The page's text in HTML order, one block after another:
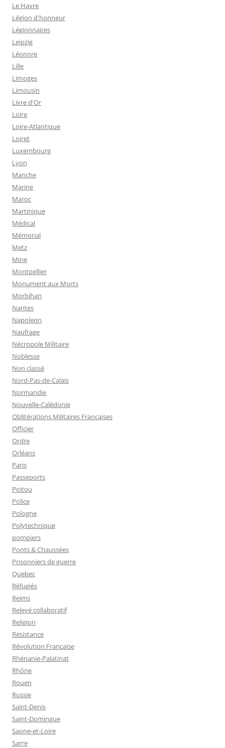
Le Havre
Légion d'honneur
Légionnaires
Leipzig
Léonore
Lille
Limoges
Limousin
Livre d'Or
Loire
Loire-Atlantique
Loiret
Luxembourg
Lyon
Manche
Marine
Maroc
Martinique
Médical
Mémorial
Metz
Mine
Montpellier
Monument aux Morts
Morbihan
Nantes
Napoleon
Naufrage
Nécropole Militaire
Noblesse
Non classé
Nord-Pas-de-Calais
Normandie
Nouvelle-Calédonie
Oblitérations Militaires Françaises
Officier
Ordre
Orléans
Paris
Passeports
Poitou
Police
Pologne
Polytechnique
pompiers
Ponts & Chaussées
Prisonniers de guerre
Quebec
Réfugiés
Reims
Relevé collaboratif
Religion
Résistance
Révolution Française
Rhénanie-Palatinat
Rhône
Rouen
Russie
Saint-Denis
Saint-Domingue
Saone-et-Loire
Sarre